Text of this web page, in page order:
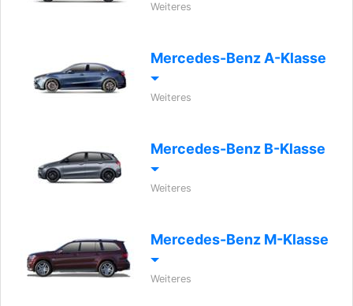
Weiteres
Mercedes-Benz A-Klasse
Weiteres
Mercedes-Benz B-Klasse
Weiteres
Mercedes-Benz M-Klasse
Weiteres